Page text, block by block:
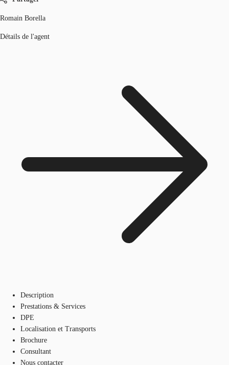
Romain Borella
Détails de l'agent
Description
Prestations & Services
DPE
Localisation et Transports
Brochure
Consultant
Nous contacter